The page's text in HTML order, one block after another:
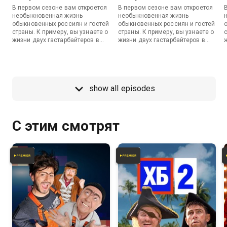
В первом сезоне вам откроется
необыкновенная жизнь
обыкновенных россиян и гостей
страны. К примеру, вы узнаете о
жизни двух гастарбайтеров в
купить запретное резиновое
В первом сезоне вам откроется
необыкновенная жизнь
обыкновенных россиян и гостей
страны. К примеру, вы узнаете о
жизни двух гастарбайтеров в
купить запретное резиновое
show all episodes
С этим смотрят